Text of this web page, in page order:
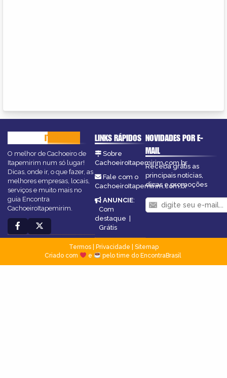
ITAPEMIRIM
O melhor de Cachoeiro de
Itapemirim num só lugar!
Dicas, onde ir, o que fazer, as
melhores empresas, locais,
serviços e muito mais no
guia Encontra
CachoeiroItapemirim.
LINKS RÁPIDOS
Sobre
CachoeiroItapemirim.com.br
Fale com o
CachoeiroItapemirim.com.br
ANUNCIE:
Com
destaque |
Grátis
NOVIDADES POR E-
MAIL
Receba grátis as
principais notícias,
dicas e promoções
Termos| Privacidade
Sitemap
Criado com
e pelo time do EncontraBrasil